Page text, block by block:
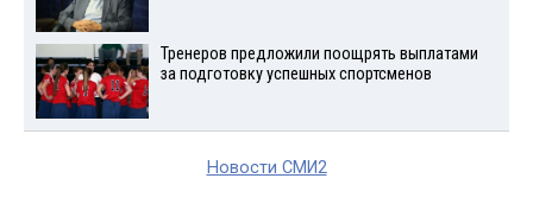
Тренеров предложили поощрять выплатами
за подготовку успешных спортсменов
Новости СМИ2